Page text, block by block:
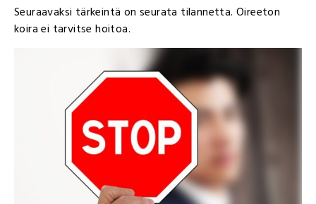
Seuraavaksi tärkeintä on seurata tilannetta. Oireeton
koira ei tarvitse hoitoa.